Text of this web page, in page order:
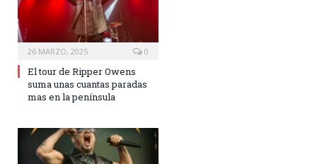
26 MARZO, 2025 0
El tour de Ripper Owens
suma unas cuantas paradas
mas en la península